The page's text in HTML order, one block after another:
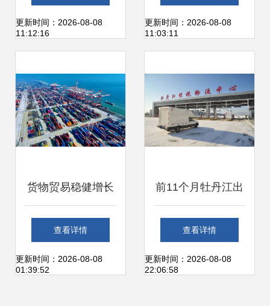
增长，内需成核心
更新时间：2026-08-08
11:12:16
尘埃落定
更新时间：2026-08-08
11:03:11
货物贸易稳健增长
8月我国国际收支
货物和服务贸易进
查看详情
更新时间：2026-08-08
01:39:52
前11个月牡丹江出
口贸易额同比增长
7.9 国内贸易代理
查看详情
更新时间：2026-08-08
22:06:58